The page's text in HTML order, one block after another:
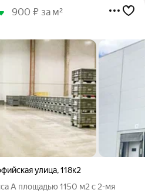
900 ₽ за м²
улица,118к2
А площадью 1150 м2 с 2-мя